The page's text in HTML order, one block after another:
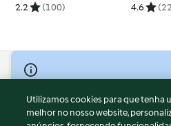
2.2 (100) 4.6
© Copyright 2026
Termos de Utilização
Aviso sobre Proteção de Dados
Utilizamos cookies para que tenha
melhor no nosso website,